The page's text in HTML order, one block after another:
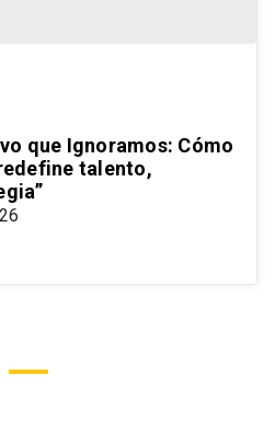
que Ignoramos: Cómo
talento,